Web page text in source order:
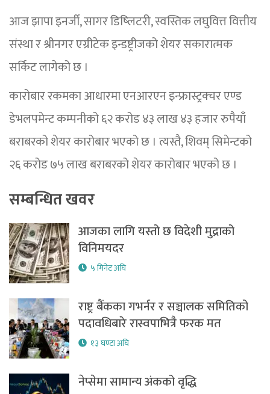
आज झापा इनर्जी, सागर डिष्लिटरी, स्वस्तिक लघुवित्त वित्तीय
संस्था र श्रीनगर एग्रीटेक इन्डष्ट्रीजको शेयर सकारात्मक
सर्किट लागेको छ ।
कारोबार रकमका आधारमा एनआरएन इन्फ्रास्ट्रक्चर एण्ड
डेभलपमेन्ट कम्पनीको ६२ करोड ४३ लाख ४३ हजार रुपैयाँ
बराबरको शेयर कारोबार भएको छ । त्यस्तै, शिवम् सिमेन्टको
२६ करोड ७५ लाख बराबरको शेयर कारोबार भएको छ ।
सम्बन्धित खवर
आजका लागि यस्तो छ विदेशी मुद्राको
विनिमयदर
५ मिनेट अघि
राष्ट्र बैंकका गभर्नर र सञ्चालक समितिको
पदावधिबारे रास्वपाभित्रै फरक मत
१३ घण्टा अघि
नेप्सेमा सामान्य अंकको वृद्धि